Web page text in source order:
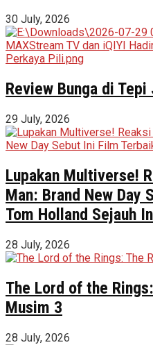
30 July, 2026
Review Bunga di Tepi
29 July, 2026
Lupakan Multiverse!
Man: Brand New Day
Tom Holland Sejauh
28 July, 2026
The Lord of the
Musim 3
28 July, 2026